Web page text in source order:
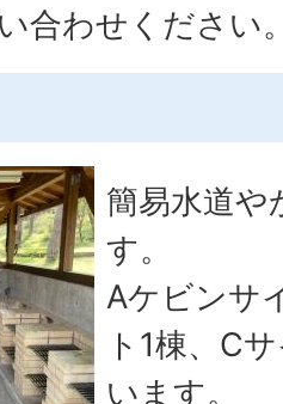
合わせください
簡易水道や
す。
Aケビンサ
ト1棟、C
います。